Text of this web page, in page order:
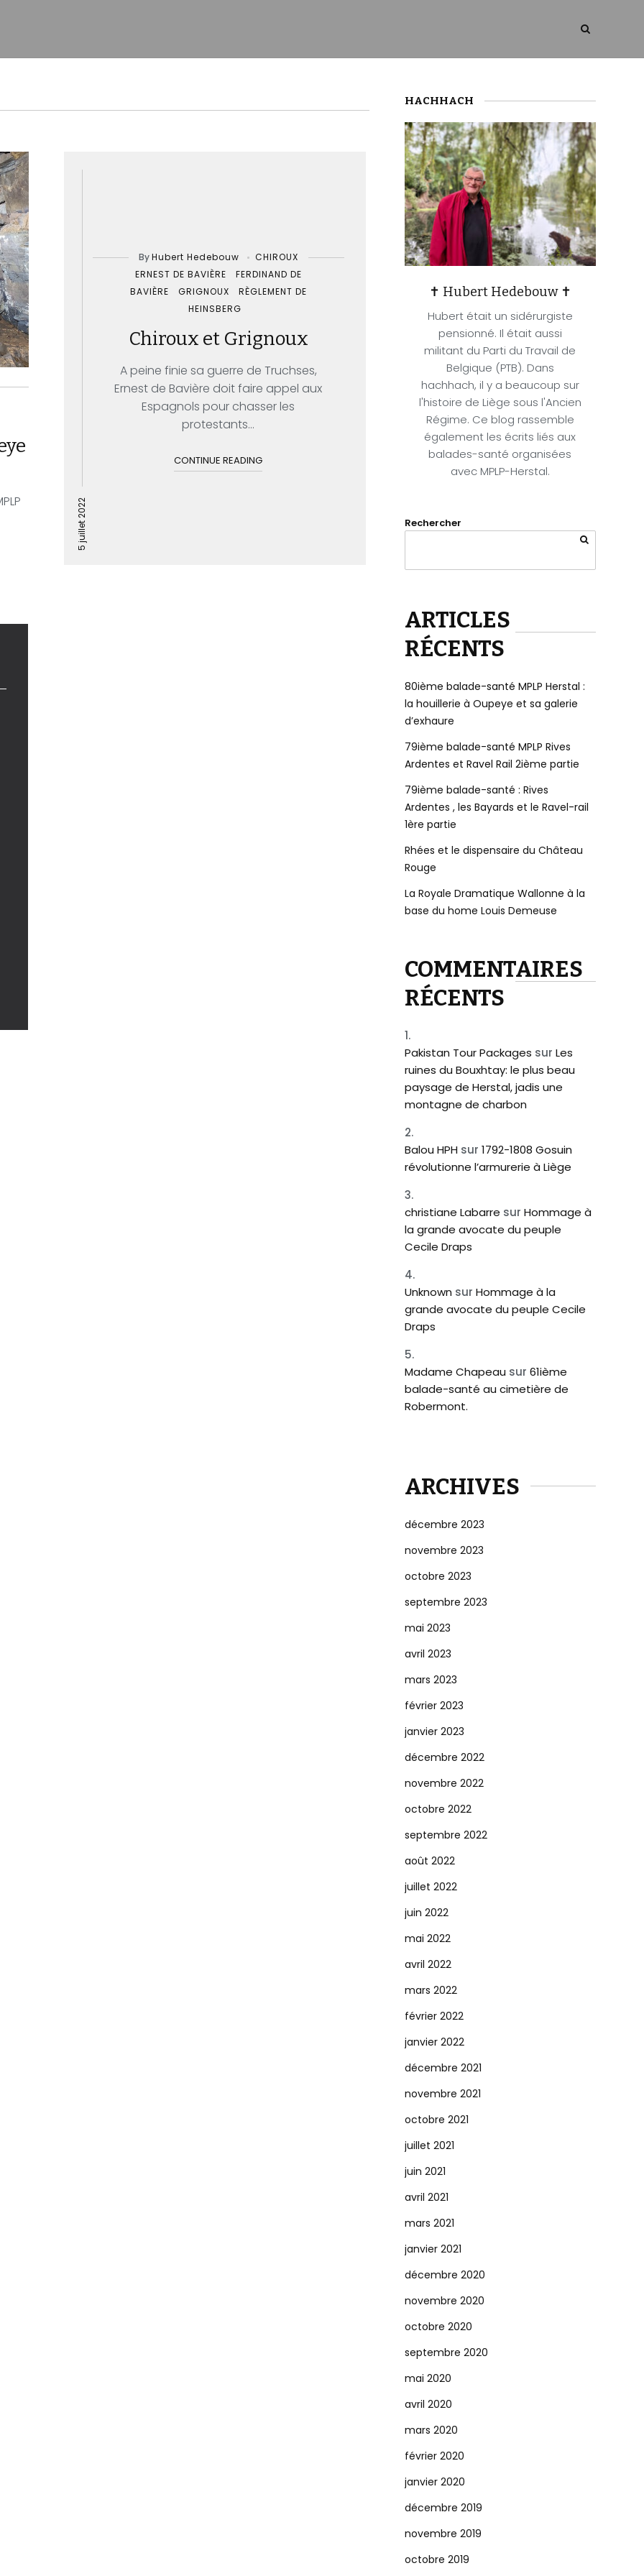
5 juillet 2022
ByHubert Hedebouw
CHIROUX
ERNEST DE BAVIÈRE
FERDINAND DE
BAVIÈRE
GRIGNOUX
RÈGLEMENT DE
HEINSBERG
Chiroux et Grignoux
A peine finie sa guerre de Truchses,
Ernest de Bavière doit faire appel aux
Espagnols pour chasser les
protestants...
CONTINUE READING
HACHHACH
✝ Hubert Hedebouw ✝
Hubert était un sidérurgiste
pensionné. Il était aussi
militant du Parti du Travail de
Belgique (PTB). Dans
hachhach, il y a beaucoup sur
l'histoire de Liège sous l'Ancien
Régime. Ce blog rassemble
également les écrits liés aux
balades-santé organisées
avec MPLP-Herstal.
Rechercher
ARTICLES
RÉCENTS
80ième balade-santé MPLP Herstal :
la houillerie à Oupeye et sa galerie
d’exhaure
79ième balade-santé MPLP Rives
Ardentes et Ravel Rail 2ième partie
79ième balade-santé : Rives
Ardentes , les Bayards et le Ravel-rail
1ère partie
Rhées et le dispensaire du Château
Rouge
La Royale Dramatique Wallonne à la
base du home Louis Demeuse
COMMENTAIRES
RÉCENTS
Pakistan Tour Packages sur Les
ruines du Bouxhtay: le plus beau
paysage de Herstal, jadis une
montagne de charbon
Balou HPH sur 1792-1808 Gosuin
révolutionne l’armurerie à Liège
christiane Labarre sur Hommage à
la grande avocate du peuple
Cecile Draps
Unknown sur Hommage à la
grande avocate du peuple Cecile
Draps
Madame Chapeau sur 61ième
balade-santé au cimetière de
Robermont.
ARCHIVES
décembre 2023
novembre 2023
octobre 2023
septembre 2023
mai 2023
avril 2023
mars 2023
février 2023
janvier 2023
décembre 2022
novembre 2022
octobre 2022
septembre 2022
août 2022
juillet 2022
juin 2022
mai 2022
avril 2022
mars 2022
février 2022
janvier 2022
décembre 2021
novembre 2021
octobre 2021
juillet 2021
juin 2021
avril 2021
mars 2021
janvier 2021
décembre 2020
novembre 2020
octobre 2020
septembre 2020
mai 2020
avril 2020
mars 2020
février 2020
janvier 2020
décembre 2019
novembre 2019
octobre 2019